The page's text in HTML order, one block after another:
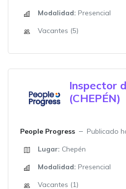
Modalidad: Presencial
Vacantes (5)
Inspector
(CHEPÉN)
People Progress
Publicado
Lugar: Chepén
Modalidad: Presencial
Vacantes (1)